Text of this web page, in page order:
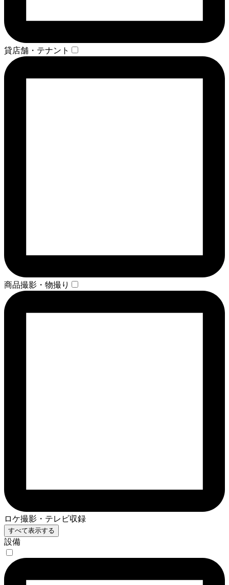
貸店舗・テナント
商品撮影・物撮り
ロケ撮影・テレビ収録
すべて表示する
設備